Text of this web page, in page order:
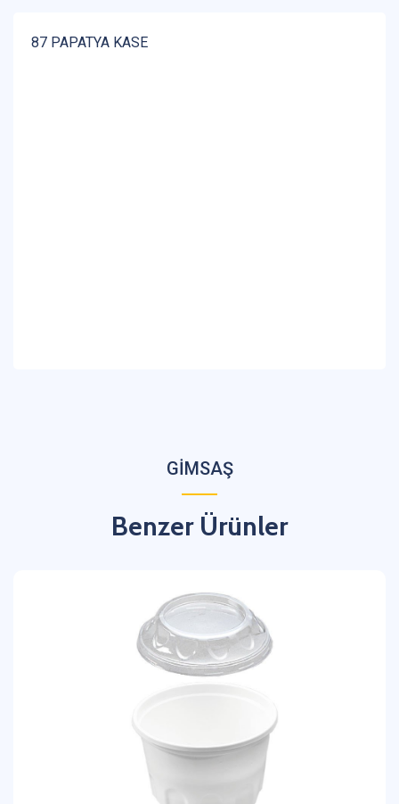
87 PAPATYA KASE
GİMSAŞ
Benzer Ürünler